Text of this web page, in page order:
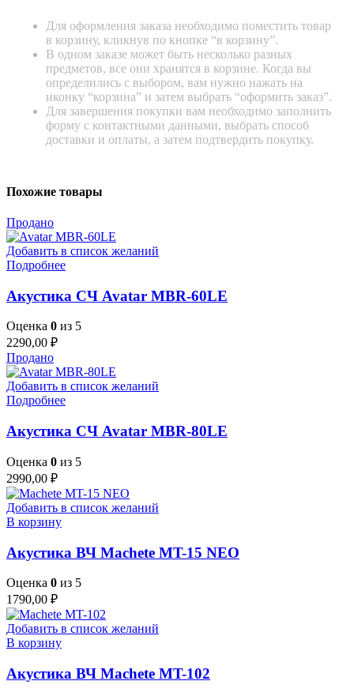
Для оформления заказа необходимо поместить товар
в корзину, кликнув по кнопке “в корзину”.
В одном заказе может быть несколько разных
предметов, все они хранятся в корзине. Когда вы
определились с выбором, вам нужно нажать на
иконку “корзина” и затем выбрать “оформить заказ”.
Для завершения покупки вам необходимо заполнить
форму с контактными данными, выбрать способ
доставки и оплаты, а затем подтвердить покупку.
Похожие товары
Продано
Добавить в список желаний
Подробнее
Акустика СЧ Avatar MBR-60LE
Оценка 0 из 5
2290,00 ₽
Продано
Добавить в список желаний
Подробнее
Акустика СЧ Avatar MBR-80LE
Оценка 0 из 5
2990,00 ₽
Добавить в список желаний
В корзину
Акустика ВЧ Machete MT-15 NEO
Оценка 0 из 5
1790,00 ₽
Добавить в список желаний
В корзину
Акустика ВЧ Machete MT-102